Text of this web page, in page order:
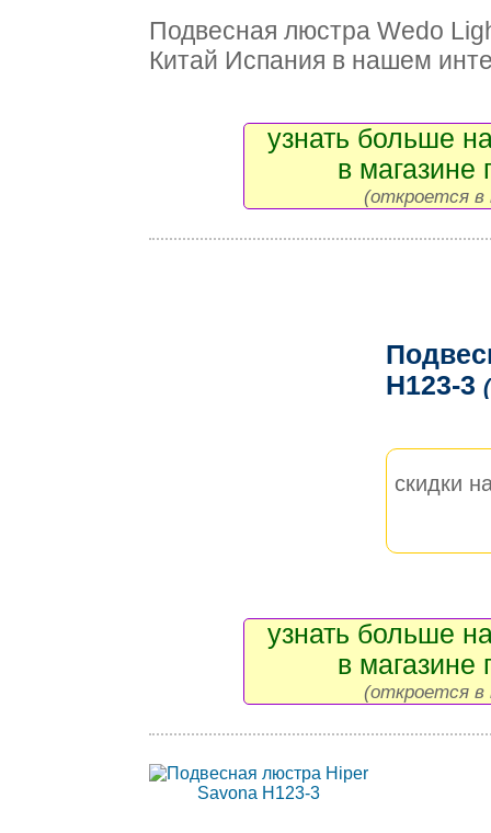
Подвесная люстра Wedo
Китай Испания в нашем
узнать больше
в магазине
(откроется в
H123-3
скидки
узнать больше
в магазине
(откроется в